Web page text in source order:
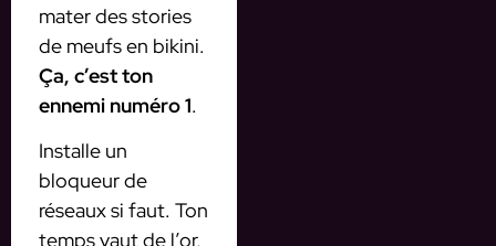
mater des stories
de meufs en bikini.
Ça, c’est ton
ennemi numéro 1.
Installe un
bloqueur de
réseaux si faut. Ton
temps vaut de l’or,